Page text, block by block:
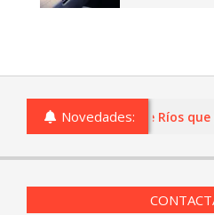
Novedades:
o comercios de Entre Ríos que